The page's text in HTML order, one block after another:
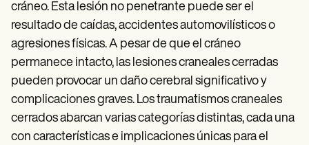
cráneo. Esta lesión no penetrante puede ser el
resultado de caídas, accidentes automovilísticos o
agresiones físicas. A pesar de que el cráneo
permanece intacto, las lesiones craneales cerradas
pueden provocar un daño cerebral significativo y
complicaciones graves. Los traumatismos craneales
cerrados abarcan varias categorías distintas, cada una
con características e implicaciones únicas para el